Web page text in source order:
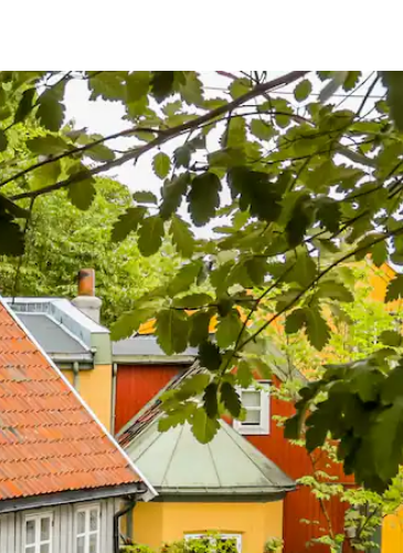
vers le bas pour les parcourir ou en appuyant et en